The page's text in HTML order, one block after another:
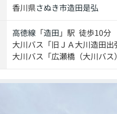
香川県さぬき市造田是弘
高徳線 「造田 」駅 徒歩10分
大川バス「旧ＪＡ大川造田
大川バス「広瀬橋（大川バ